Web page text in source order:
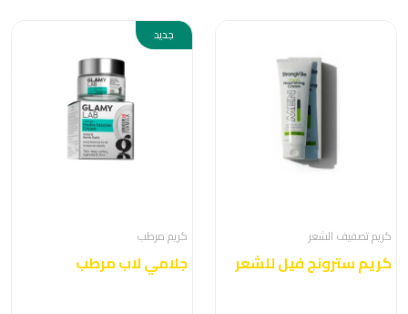
كريم تصفيف الشعر
كريم سترونج فيل للشعر
جديد
كريم مرطب
جلامي لاب مرطب